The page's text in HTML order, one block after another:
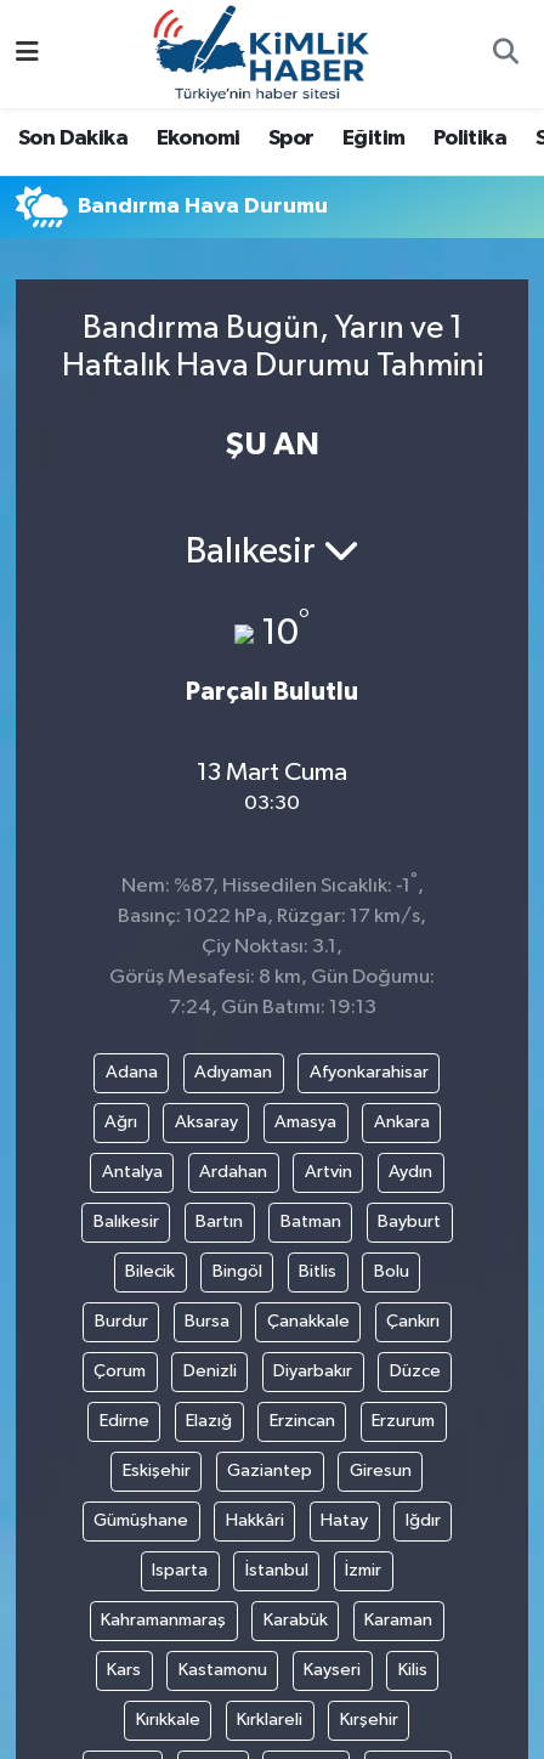
Son Dakika Ekonomi Spor Eğitim Politika
Bandırma Hava Durumu
Bandırma Bugün, Yarın ve 1
Haftalık Hava Durumu Tahmini
ŞU AN
Balıkesir
10°
Parçalı Bulutlu
13 Mart Cuma
03:30
Nem: %87, Hissedilen Sıcaklık: -1 ° ,
Basınç: 1022 hPa, Rüzgar: 17 km/s,
Çiy Noktası: 3.1,
Görüş Mesafesi: 8 km, Gün Doğumu:
7:24, Gün Batımı: 19:13
Adana Adıyaman Afyonkarahisar
Ağrı Aksaray Amasya Ankara
Antalya Ardahan Artvin Aydın
Balıkesir Bartın Batman Bayburt
Bilecik Bingöl Bitlis Bolu
Burdur Bursa Çanakkale Çankırı
Çorum Denizli Diyarbakır Düzce
Edirne Elazığ Erzincan Erzurum
Eskişehir Gaziantep Giresun
Gümüşhane Hakkâri Hatay Iğdır
Isparta İstanbul İzmir
Kahramanmaraş Karabük Karaman
Kars Kastamonu Kayseri Kilis
Kırıkkale Kırklareli Kırşehir
Antalya
Dünya
Eğitim
Politika
Spor
Teknoloji
Nöbetçi Eczaneler
Namaz Vakitleri
Trafik Durumu
Süper Lig Puan Durumu ve Fikstür
Son Dakika Haberleri